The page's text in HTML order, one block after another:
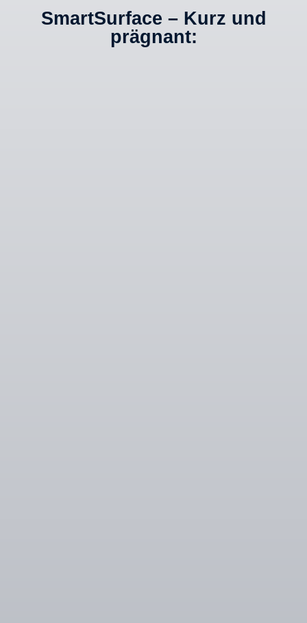
SmartSurface – Kurz und
prägnant: